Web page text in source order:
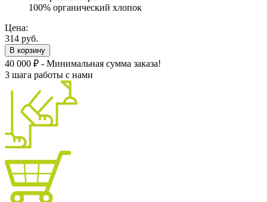
100% органический хлопок
Цена:
314 руб.
В корзину
40 000 ₽ - Минимальная сумма заказа!
3 шага работы с нами